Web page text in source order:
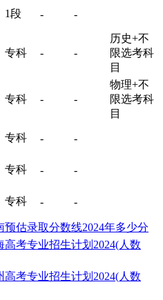
1段 - -
专科 - -
历史+不
限选考科
目
专科 - -
物理+不
限选考科
目
专科 - -
专科 - -
专科 - -
估录取分数线2024年多少分
考专业招生计划2024(人数
考专业招生计划2024(人数